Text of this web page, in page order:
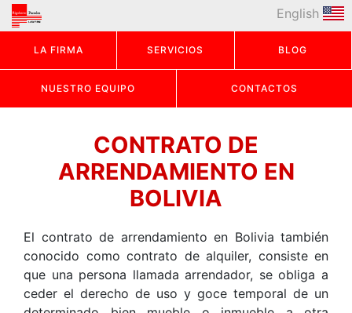
LA FIRMA SERVICIOS BLOG
NUESTRO EQUIPO CONTACTOS
English
CONTRATO DE
ARRENDAMIENTO EN
BOLIVIA
El contrato de arrendamiento en Bolivia también
conocido como contrato de alquiler, consiste en
que una persona llamada arrendador, se obliga a
ceder el derecho de uso y goce temporal de un